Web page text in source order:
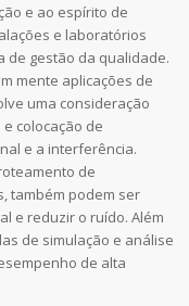
e ao espírito de
e laboratórios
de gestão da qualidade.
mente aplicações de
uma consideração
colocação de
e a interferência.
de
também podem ser
e reduzir o ruído. Além
de simulação e análise
de alta